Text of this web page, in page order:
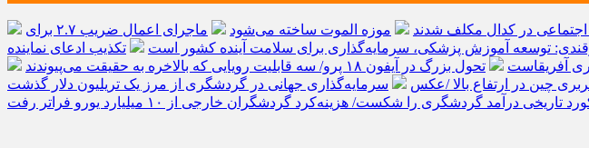
اجتماعی در کدال مکلف شدند موزه الموت ساخته می‌شود
ماجرای اعمال ضریب ۲.۷ برای
توسعه آموزش پزشکی، سرمایه‌گذاری برای سلامت آینده کشور است
تکذیب ادعای نماینده
تحول بزرگ در آیفون ۱۸ پرو/ سه قابلیت رویایی که بالاخره به حقیقت می‌پیوندند
چین در ارتفاع بالا /عکس
تاریخی درآمد گردشگری را شکست/ هزینه‌کرد گردشگران خارجی از ۱۰ میلیارد یورو فراتر رفت